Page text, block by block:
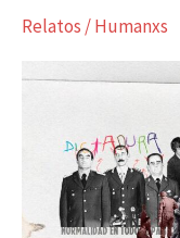
Relatos /Humanxs
para
interrogarla»